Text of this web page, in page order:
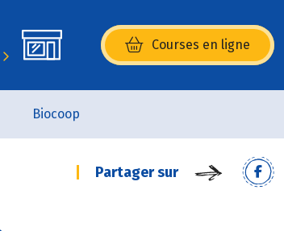
Courses en ligne
(s’ouvre dans une nouvelle
Biocoop
Partager sur